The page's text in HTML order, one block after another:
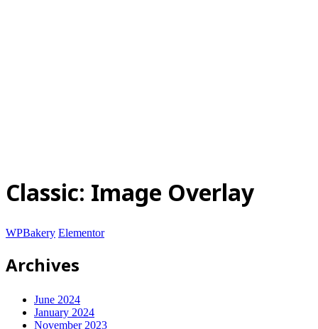
Classic: Image Overlay
WPBakery Elementor
Archives
June 2024
January 2024
November 2023